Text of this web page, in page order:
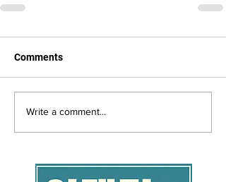
Comments
Write a comment...